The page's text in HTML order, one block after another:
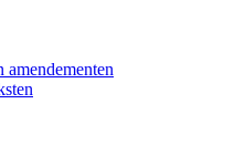
amendementen